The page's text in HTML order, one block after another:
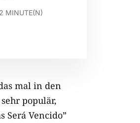
2 MINUTE(N)
mal in den
populär,
Será Vencido”